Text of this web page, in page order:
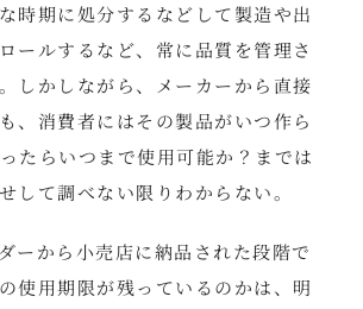
時期に処分するなどして製造や出
ールするなど、常に品質を管理さ
しかしながら、メーカーから直接
、消費者にはその製品がいつ作ら
たらいつまで使用可能か？までは
して調べない限りわからない。
ーから小売店に納品された段階で
使用期限が残っているのかは、明